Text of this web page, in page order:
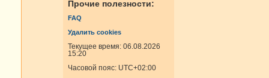
Прочие полезности:
FAQ
Удалить cookies
Текущее время: 06.08.2026
15:20
Часовой пояс: UTC+02:00